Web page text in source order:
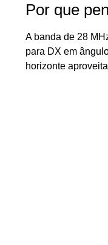
Por que
A banda de 28
para DX em
horizonte